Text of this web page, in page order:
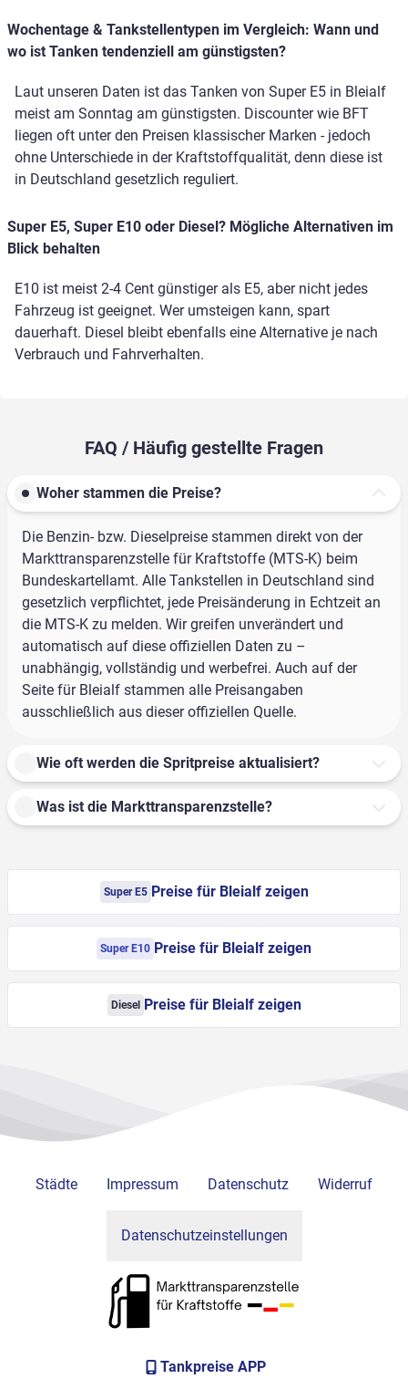
Wochentage & Tankstellentypen im Vergleich: Wann und
wo ist Tanken tendenziell am günstigsten?
Laut unseren Daten ist das Tanken von Super E5 in Bleialf
meist am Sonntag am günstigsten. Discounter wie BFT
liegen oft unter den Preisen klassischer Marken - jedoch
ohne Unterschiede in der Kraftstoffqualität, denn diese ist
in Deutschland gesetzlich reguliert.
Super E5, Super E10 oder Diesel? Mögliche Alternativen im
Blick behalten
E10 ist meist 2-4 Cent günstiger als E5, aber nicht jedes
Fahrzeug ist geeignet. Wer umsteigen kann, spart
dauerhaft. Diesel bleibt ebenfalls eine Alternative je nach
Verbrauch und Fahrverhalten.
FAQ / Häufig gestellte Fragen
Woher stammen die Preise?
Die Benzin- bzw. Dieselpreise stammen direkt von der
Markttransparenzstelle für Kraftstoffe (MTS-K) beim
Bundeskartellamt. Alle Tankstellen in Deutschland sind
gesetzlich verpflichtet, jede Preisänderung in Echtzeit an
die MTS-K zu melden. Wir greifen unverändert und
automatisch auf diese offiziellen Daten zu –
unabhängig, vollständig und werbefrei. Auch auf der
Seite für Bleialf stammen alle Preisangaben
ausschließlich aus dieser offiziellen Quelle.
Wie oft werden die Spritpreise aktualisiert?
Was ist die Markttransparenzstelle?
Super E5 Preise für Bleialf zeigen
Super E10 Preise für Bleialf zeigen
Diesel Preise für Bleialf zeigen
Städte Impressum Datenschutz Widerruf
Datenschutzeinstellungen
Tankpreise APP